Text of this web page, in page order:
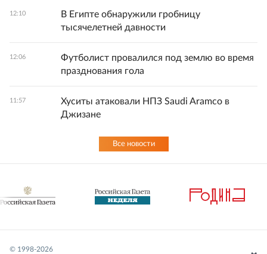
12:10
В Египте обнаружили гробницу
тысячелетней давности
12:06
Футболист провалился под землю во время
празднования гола
11:57
Хуситы атаковали НПЗ Saudi Aramco в
Джизане
Все новости
© 1998-2026